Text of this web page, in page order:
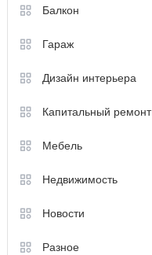
Балкон
Гараж
Дизайн интерьера
Капитальный ремонт
Мебель
Недвижимость
Новости
Разное